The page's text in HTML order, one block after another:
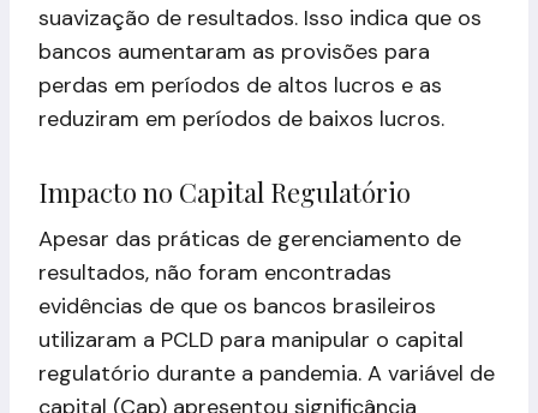
suavização de resultados. Isso indica que os
bancos aumentaram as provisões para
perdas em períodos de altos lucros e as
reduziram em períodos de baixos lucros.
Impacto no Capital Regulatório
Apesar das práticas de gerenciamento de
resultados, não foram encontradas
evidências de que os bancos brasileiros
utilizaram a PCLD para manipular o capital
regulatório durante a pandemia. A variável de
capital (Cap) apresentou significância